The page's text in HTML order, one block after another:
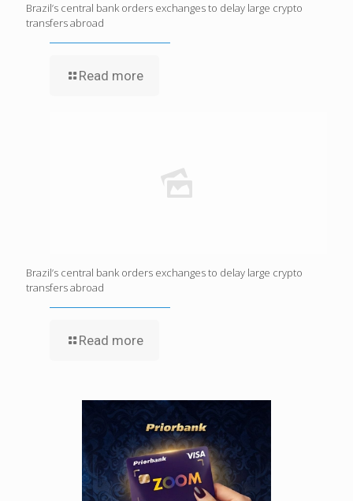
Brazil’s central bank orders exchanges to delay large crypto
transfers abroad
Read more
Brazil’s central bank orders exchanges to delay large crypto
transfers abroad
Read more